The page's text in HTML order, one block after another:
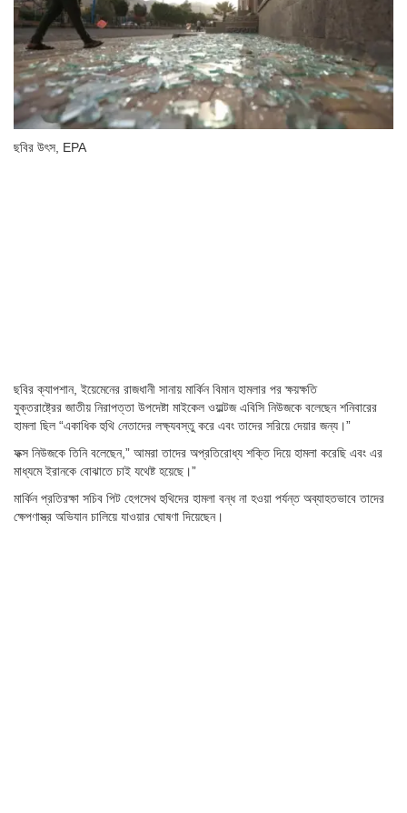
ছবির উৎস, EPA
ছবির ক্যাপশান,ইয়েমেনের রাজধানী সানায় মার্কিন বিমান হামলার পর ক্ষয়ক্ষতি
যুক্তরাষ্ট্রের জাতীয় নিরাপত্তা উপদেষ্টা মাইকেল ওয়াল্টজ এবিসি নিউজকে বলেছেন শনিবারের
হামলা ছিল “একাধিক হুথি নেতাদের লক্ষ্যবস্তু করে এবং তাদের সরিয়ে দেয়ার জন্য।”
ফক্স নিউজকে তিনি বলেছেন,” আমরা তাদের অপ্রতিরোধ্য শক্তি দিয়ে হামলা করেছি এবং এর
মাধ্যমে ইরানকে বোঝাতে চাই যথেষ্ট হয়েছে।”
মার্কিন প্রতিরক্ষা সচিব পিট হেগসেথ হুথিদের হামলা বন্ধ না হওয়া পর্যন্ত অব্যাহতভাবে তাদের
ক্ষেপণাস্ত্র অভিযান চালিয়ে যাওয়ার ঘোষণা দিয়েছেন।